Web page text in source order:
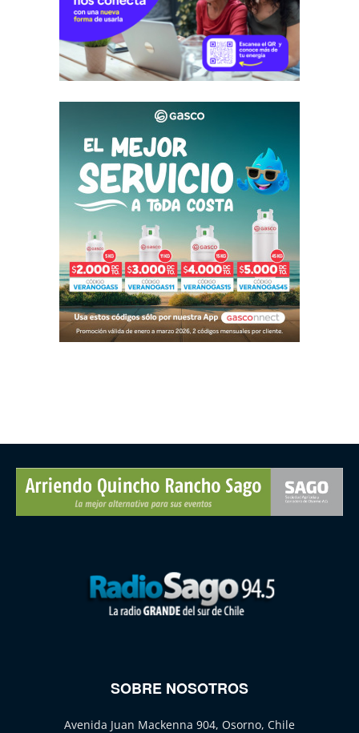
SOBRE NOSOTROS
Avenida Juan Mackenna 904, Osorno, Chile